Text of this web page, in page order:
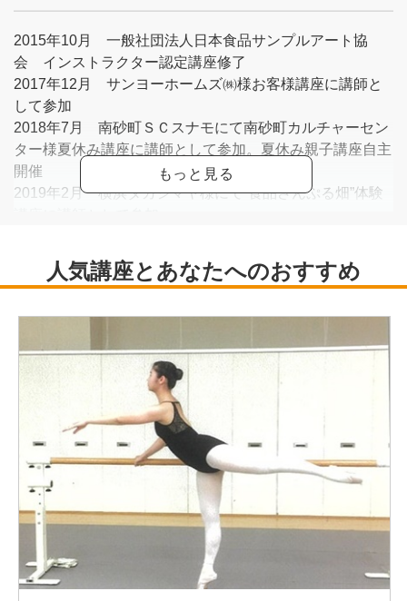
2015年10月 一般社団法人日本食品サンプルアート協
会 インストラクター認定講座修了
2017年12月 サンヨーホームズ㈱様お客様講座に講師と
して参加
2018年7月 南砂町ＳＣスナモにて南砂町カルチャーセン
ター様夏休み講座に講師として参加。夏休み親子講座自主
開催
2019年2月 横浜タカシマヤ様にて”食品さんぷる畑”体験
店）にて1ｄａｙ講座開講
2022年8月 セブンカルチャー（久喜店）にて1ｄａｙ講